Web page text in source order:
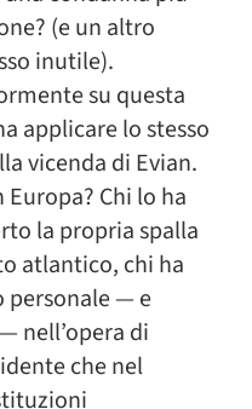
(e un altro
inutile).
su questa
applicare lo stesso
vicenda di Evian.
Chi lo ha
la propria spalla
atlantico, chi ha
— e
nell’opera di
che nel